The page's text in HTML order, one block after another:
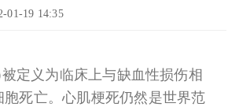
01-19 14:35
定义为临床上与缺血性损伤相
胞死亡。心肌梗死仍然是世界范